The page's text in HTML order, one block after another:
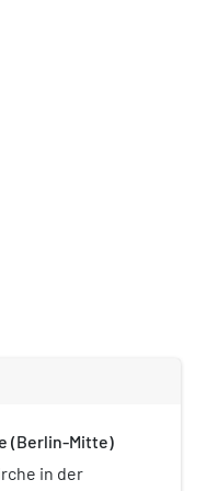
(Berlin-Mitte)
in der